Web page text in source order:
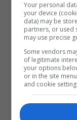
Your personal
your device
data) may be
partners, or used
may use precise
Some vendors
of legitimate
your options
or in the site
and cookie